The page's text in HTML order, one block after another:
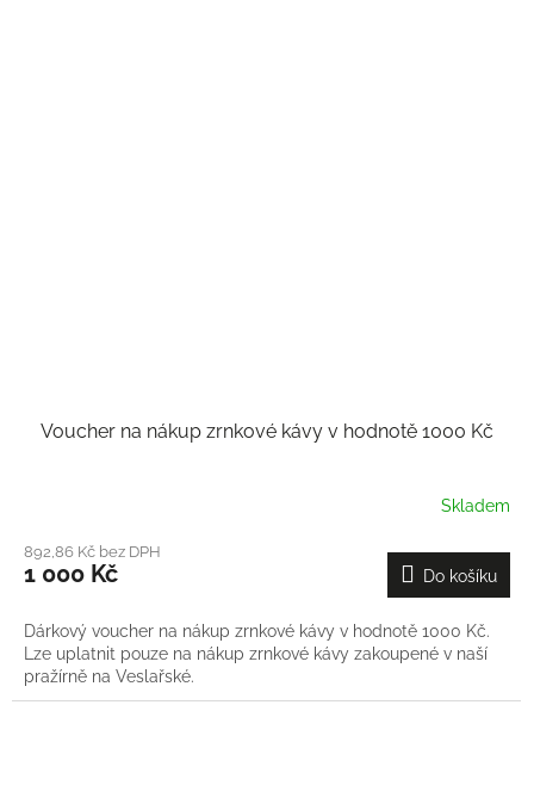
Voucher na nákup zrnkové kávy v hodnotě 1000 Kč
Skladem
892,86 Kč bez DPH
1 000 Kč Do košíku
Dárkový voucher na nákup zrnkové kávy v hodnotě 1000 Kč.
Lze uplatnit pouze na nákup zrnkové kávy zakoupené v naší
pražírně na Veslařské.